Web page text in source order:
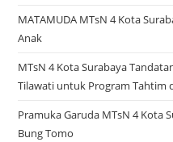
MATAMUDA MTsN 4 Kota
Anak
MTsN 4 Kota Surabaya
Tilawati untuk Program Tahtim
Pramuka Garuda MTsN 4 Kota
Bung Tomo